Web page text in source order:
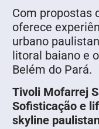
Com propostas
oferece
urbano
litoral baiano e
Belém do Pará.
Tivoli Mofarrej
Sofisticação e
skyline